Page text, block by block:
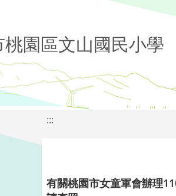
園區文山國民小學
:::
有關桃園市女童軍會辦理